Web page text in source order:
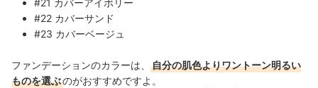
#21 カバーアイボリー
#22 カバーサンド
#23 カバーベージュ
ファンデーションのカラーは、
自分の肌色よりワントーン明るい
ものを選ぶのがおすすめですよ。